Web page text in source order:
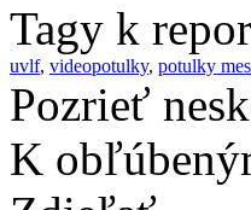
Tagy k
uvlf, videopotulky, potulky
Pozrieť
K